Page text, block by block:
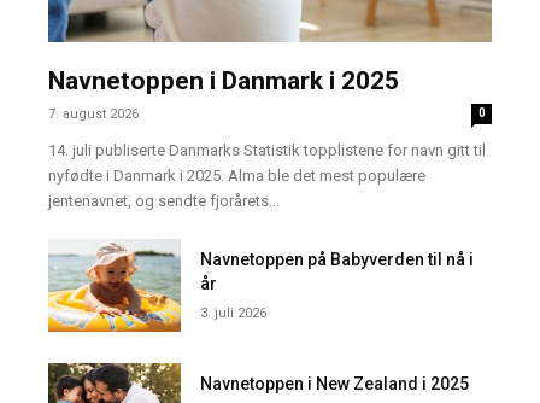
Navnetoppen i Danmark i 2025
7. august 2026 0
14. juli publiserte Danmarks Statistik topplistene for navn gitt til
nyfødte i Danmark i 2025. Alma ble det mest populære
jentenavnet, og sendte fjorårets...
Navnetoppen på Babyverden til nå i
år
3. juli 2026
Navnetoppen i New Zealand i 2025